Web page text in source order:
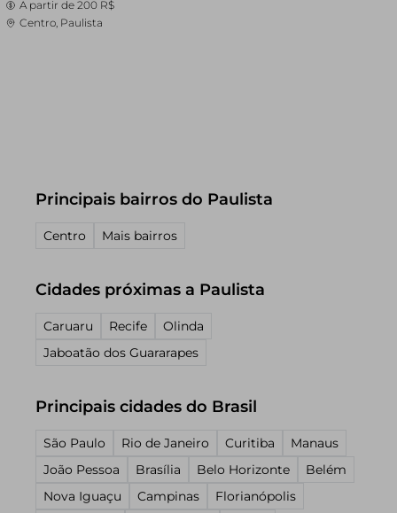
A partir de 200 R$
Centro, Paulista
Principais bairros do Paulista
Centro Mais bairros
Cidades próximas a Paulista
Caruaru Recife
Olinda
Jaboatão dos Guararapes
Principais cidades do Brasil
São Paulo Rio de Janeiro Curitiba
Manaus
João Pessoa
Brasília Belo Horizonte
Belém
Nova Iguaçu
Campinas
Florianópolis